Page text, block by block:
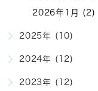
2026年1月 (2)
2025年 (10)
2024年 (12)
2023年 (12)